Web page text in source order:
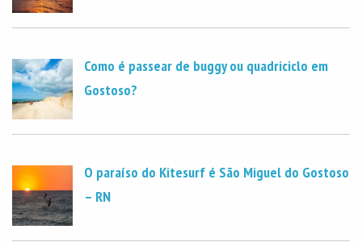
Como é passear de buggy ou quadriciclo em
Gostoso?
O paraíso do Kitesurf é São Miguel do Gostoso
– RN